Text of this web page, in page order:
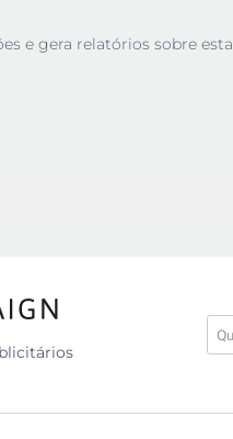
e gera relatórios sobre